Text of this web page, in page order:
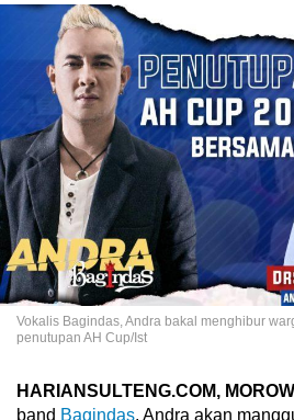
Vokalis Bagindas, Andra bakal menghibur
penutupan AH Cup/Ist
HARIANSULTENG.COM,
band Bagindas, Andra akan